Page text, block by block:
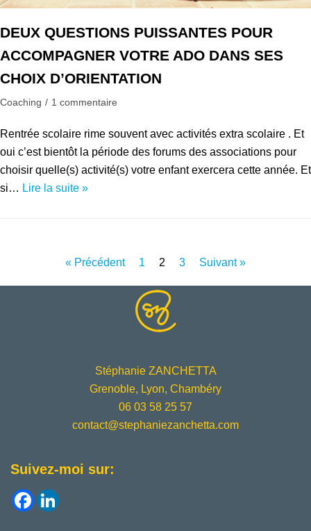
DEUX QUESTIONS PUISSANTES POUR
ACCOMPAGNER VOTRE ADO DANS SES
CHOIX D’ORIENTATION
Coaching 1 commentaire
Rentrée scolaire rime souvent avec activités extra scolaire . Et
oui c’est bientôt la période des forums des associations pour
choisir quelle(s) activité(s) votre enfant exercera cette année. Et
si… Lire la suite »
« Précédent 1 2 3 Suivant »
Stéphanie ZANCHETTA
Grenoble, Lyon, Chambéry
06 03 58 25 57
contact@stephaniezanchetta.com
Suivez-moi sur: